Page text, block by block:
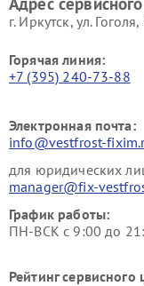
г. Иркутск, ул.
Горячая линия:
+7 (395) 240-73-88
Электронная почта:
info@vestfrost-
для юридических
manager@fix-
График работы:
ПН-ВСК с 9:00 до
Рейтинг сервисного